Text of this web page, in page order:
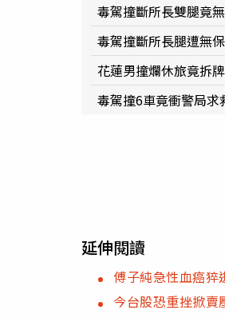
毒駕撞斷所長雙腿竟
毒駕撞斷所長腿遭無
花蓮男撞爛休旅竟拆
毒駕撞6車竟衝警局
延伸閱讀
傅子純急性血癌猝
今台股恐重挫掀賣